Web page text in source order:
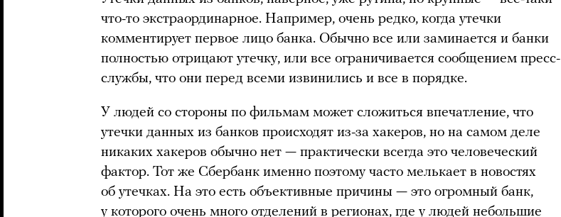
что-то экстраординарное. Например, очень редко, когда утечки
комментирует первое лицо банка. Обычно все или заминается и банки
полностью отрицают утечку, или все ограничивается сообщением пресс-
службы, что они перед всеми извинились и все в порядке.
У людей со стороны по фильмам может сложиться впечатление, что
утечки данных из банков происходят из-за хакеров, но на самом деле
никаких хакеров обычно нет — практически всегда это человеческий
фактор. Тот же Сбербанк именно поэтому часто мелькает в новостях
об утечках. На это есть объективные причины — это огромный банк,
у которого очень много отделений в регионах, где у людей небольшие